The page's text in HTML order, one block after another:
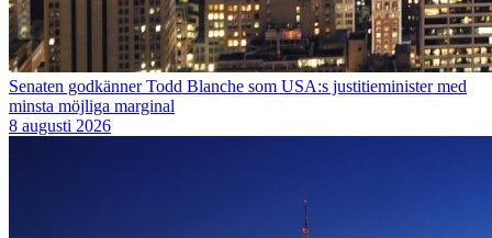
Senaten godkänner Todd Blanche som USA:s justitieminister med
minsta möjliga marginal
8 augusti 2026